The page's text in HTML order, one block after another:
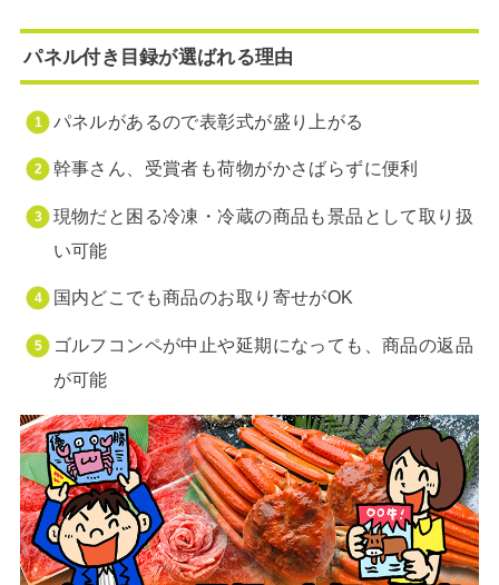
パネル付き目録が選ばれる理由
パネルがあるので表彰式が盛り上がる
幹事さん、受賞者も荷物がかさばらずに便利
現物だと困る冷凍・冷蔵の商品も景品として取り扱
い可能
国内どこでも商品のお取り寄せがOK
ゴルフコンペが中止や延期になっても、商品の返品
が可能